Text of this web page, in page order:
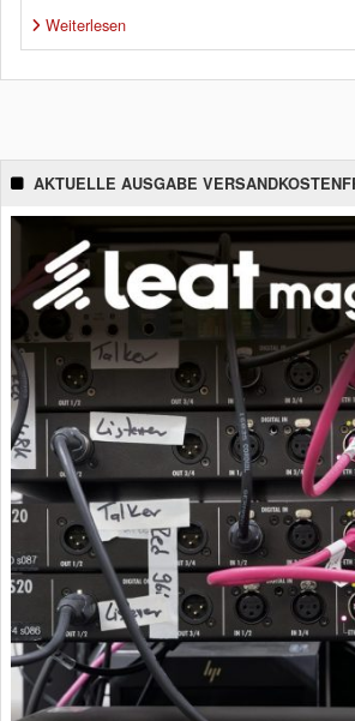
Weiterlesen
AKTUELLE AUSGABE